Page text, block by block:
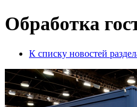
Обработка
К списку новостей